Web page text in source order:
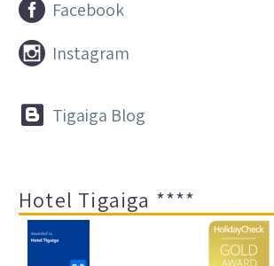

 Facebook

 Instagram

 Tigaiga Blog
Hotel Tigaiga ****